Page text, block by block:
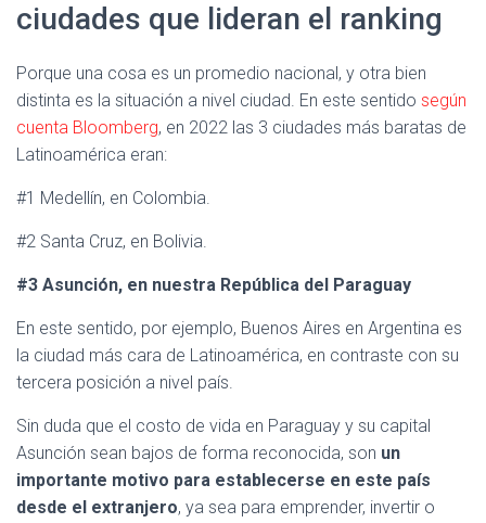
ciudades que lideran el ranking
Porque una cosa es un promedio nacional, y otra bien
distinta es la situación a nivel ciudad. En este sentido según
cuenta Bloomberg, en 2022 las 3 ciudades más baratas de
Latinoamérica eran:
#1 Medellín, en Colombia.
#2 Santa Cruz, en Bolivia.
#3 Asunción, en nuestra República del Paraguay
En este sentido, por ejemplo, Buenos Aires en Argentina es
la ciudad más cara de Latinoamérica, en contraste con su
tercera posición a nivel país.
Sin duda que el costo de vida en Paraguay y su capital
Asunción sean bajos de forma reconocida, son un
importante motivo para establecerse en este país
desde el extranjero, ya sea para emprender, invertir o